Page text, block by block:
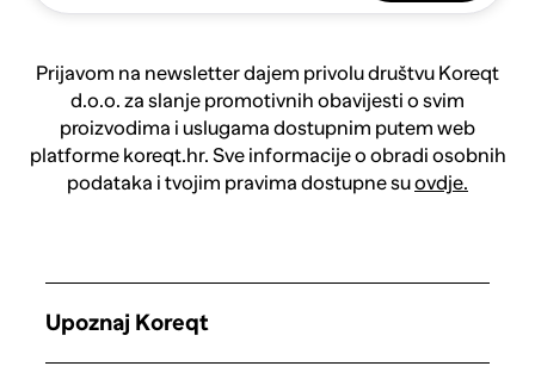
Prijavom na newsletter dajem privolu društvu Koreqt
d.o.o. za slanje promotivnih obavijesti o svim
proizvodima i uslugama dostupnim putem web
platforme koreqt.hr. Sve informacije o obradi osobnih
podataka i tvojim pravima dostupne suovdje.
Upoznaj Koreqt